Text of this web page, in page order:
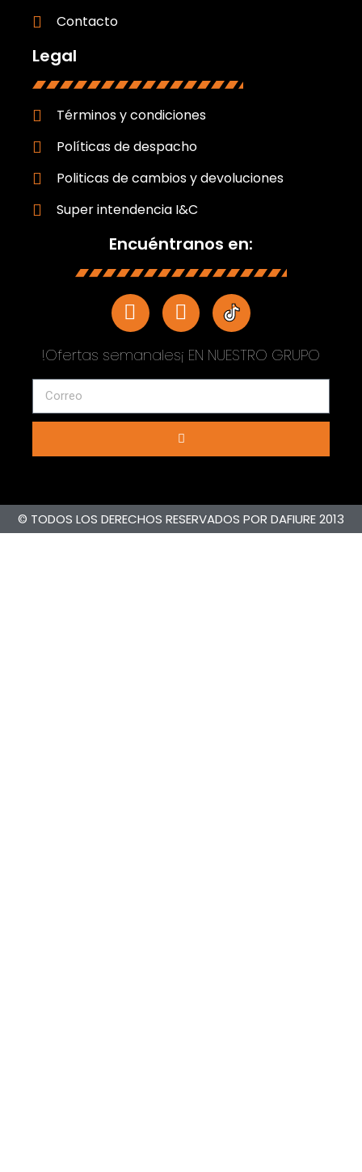
Contacto
Legal
Términos y condiciones
Políticas de despacho
Politicas de cambios y devoluciones
Super intendencia I&C
Encuéntranos en:
!Ofertas semanales¡ EN NUESTRO GRUPO
© TODOS LOS DERECHOS RESERVADOS POR DAFIURE 2013